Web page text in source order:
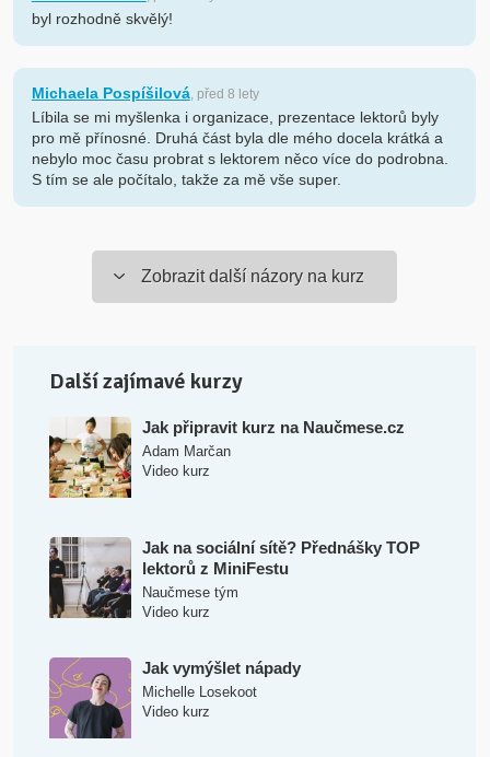
byl rozhodně skvělý!
Michaela Pospíšilová, před 8 lety
Líbila se mi myšlenka i organizace, prezentace lektorů byly
pro mě přínosné. Druhá část byla dle mého docela krátká a
nebylo moc času probrat s lektorem něco více do podrobna.
S tím se ale počítalo, takže za mě vše super.
Zobrazit další názory na kurz
Další zajímavé kurzy
Jak připravit kurz na Naučmese.cz
Adam Marčan
Video kurz
Jak na sociální sítě? Přednášky TOP
lektorů z MiniFestu
Naučmese tým
Video kurz
Jak vymýšlet nápady
Michelle Losekoot
Video kurz